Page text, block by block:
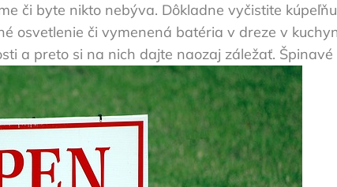
či byte nikto nebýva. Dôkladne vyčistite
osvetlenie či vymenená batéria v dreze v
a preto si na nich dajte naozaj záležať.